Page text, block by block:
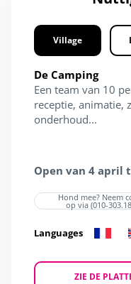
Village
De Camping
Een team van 10
receptie, animatie,
onderhoud...
Open van 4 april
Hond mee? Neem
op via (010-
Languages
ZIE DE